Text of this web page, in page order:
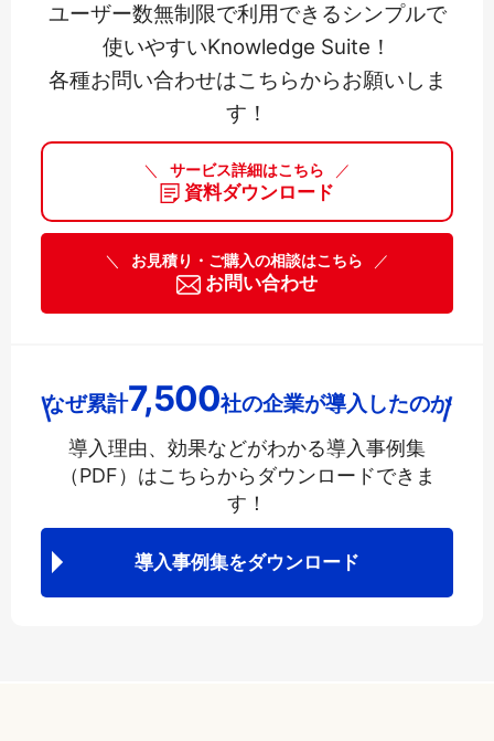
ユーザー数無制限で利用できるシンプルで
使いやすいKnowledge Suite！
各種お問い合わせはこちらからお願いしま
す！
＼ サービス詳細はこちら ／
資料ダウンロード
＼ お見積り・ご購入の相談はこちら ／
お問い合わせ
なぜ累計7,500社の企業が導入したのか
導入理由、効果などがわかる導入事例集
（PDF）はこちらからダウンロードできま
す！
導入事例集をダウンロード